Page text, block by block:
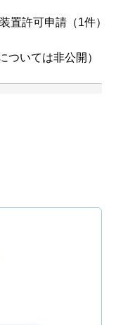
許可申請（1件）
ついては非公開）